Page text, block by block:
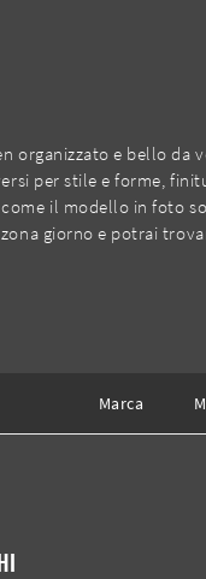
organizzato e bello
per stile e forme,
il modello in foto
giorno e potrai
Marca